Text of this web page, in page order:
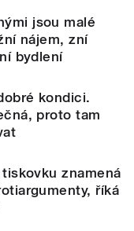
jsou malé
nájem, zní
bydlení
kondici.
proto tam
znamená
říká